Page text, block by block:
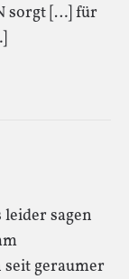
sorgt […] für
sagen
geraumer